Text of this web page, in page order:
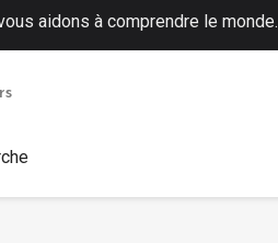
aidons à comprendre le monde.